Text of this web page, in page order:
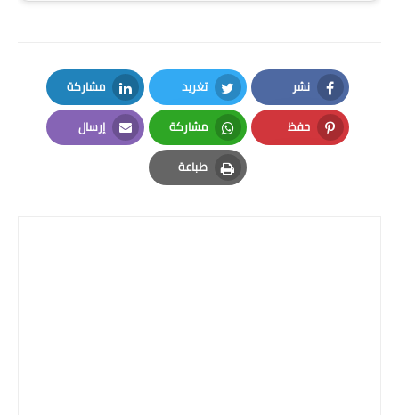
المرحلة الاعدادية
الجامعات
اخبار وقرارات وزارة التعليم
نشر
Facebook
تغريد
Twitter
مشاركة
LinkedIn
حفظ
Pinterest
مشاركة
Whatsapp
إرسال
Email
طباعة
Print